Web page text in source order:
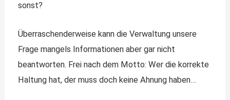
sonst?
Überraschenderweise kann die Verwaltung unsere
Frage mangels Informationen aber gar nicht
beantworten. Frei nach dem Motto: Wer die korrekte
Haltung hat, der muss doch keine Ahnung haben…